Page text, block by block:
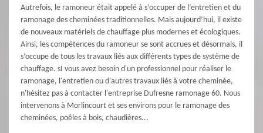
Autrefois, le ramoneur était appelé à s’occuper de l’entretien et du
ramonage des cheminées traditionnelles. Mais aujourd’hui, il existe
de nouveaux matériels de chauffage plus modernes et écologiques.
Ainsi, les compétences du ramoneur se sont accrues et désormais, il
s’occupe de tous les travaux liés aux différents types de système de
chauffage. sI vous avez besoin d'un professionnel pour réaliser le
ramonage, l'entretien ou d'autres travaux liés à votre cheminée,
n'hésitez pas à contacter l'entreprise Dufresne ramonage 60. Nous
intervenons à Morlincourt et ses environs pour le ramonage des
cheminées, poêles à bois, chaudières...